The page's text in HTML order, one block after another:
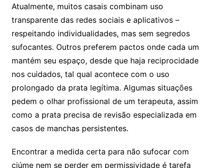
Atualmente, muitos casais combinam uso
transparente das redes sociais e aplicativos –
respeitando individualidades, mas sem segredos
sufocantes. Outros preferem pactos onde cada um
mantém seu espaço, desde que haja reciprocidade
nos cuidados, tal qual acontece com o uso
prolongado da prata legítima. Algumas situações
pedem o olhar profissional de um terapeuta, assim
como a prata precisa de revisão especializada em
casos de manchas persistentes.
Encontrar a medida certa para não sufocar com
ciúme nem se perder em permissividade é tarefa